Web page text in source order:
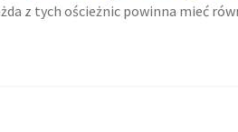
z tych ościeżnic powinna mieć